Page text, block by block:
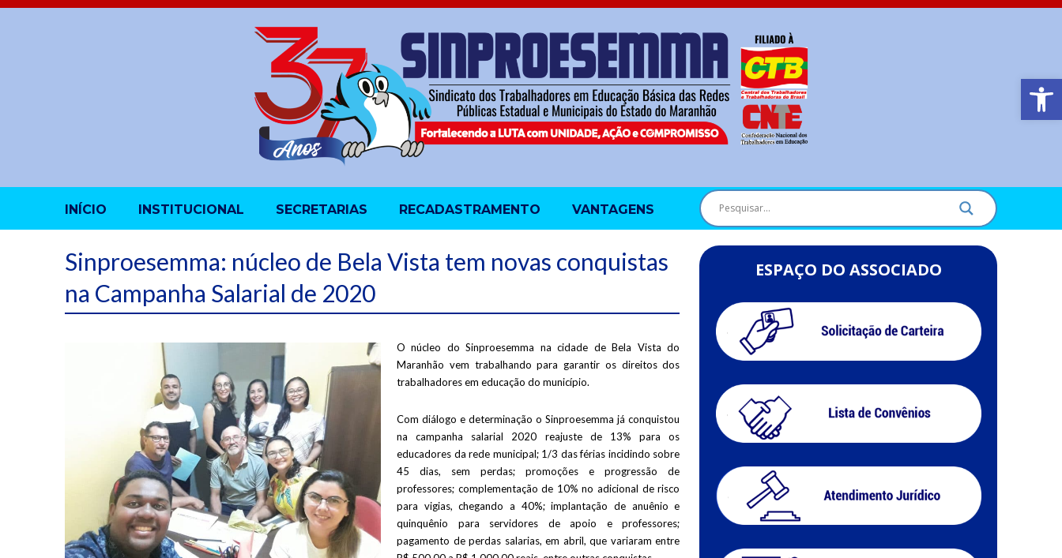
Barra de
INÍCIO INSTITUCIONAL SECRETARIAS RECADASTRAMENTO VANTAGENS
Sinproesemma: núcleo de Bela Vista tem novas conquistas
na Campanha Salarial de 2020
O núcleo do Sinproesemma na cidade de Bela Vista do
Maranhão vem trabalhando para garantir os direitos dos
trabalhadores em educação do município.
Com diálogo e determinação o Sinproesemma já conquistou
na campanha salarial 2020 reajuste de 13% para os
educadores da rede municipal; 1/3 das férias incidindo sobre
45 dias, sem perdas; promoções e progressão de
professores; complementação de 10% no adicional de risco
para vigias, chegando a 40%; implantação de anuênio e
quinquênio para servidores de apoio e professores;
pagamento de perdas salarias, em abril, que variaram entre
ESPAÇO DO ASSOCIADO